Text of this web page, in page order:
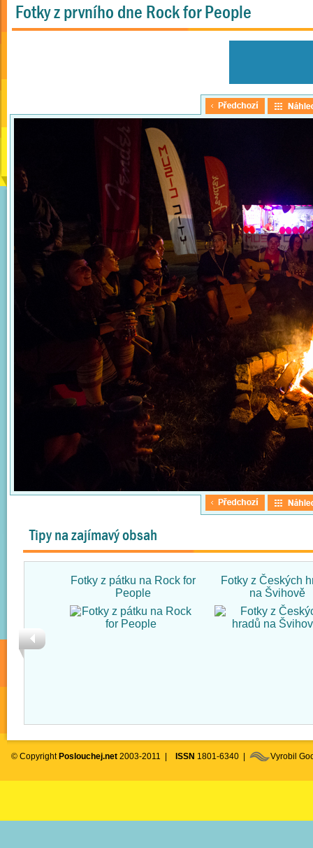
Fotky z prvního dne Rock for People
Tipy na zajímavý obsah
Fotky z pátku na Rock for
People
Fotky z Českých
na Švihově
© Copyright Poslouchej.net 2003-2011 | ISSN 1801-6340 | Vyrobil